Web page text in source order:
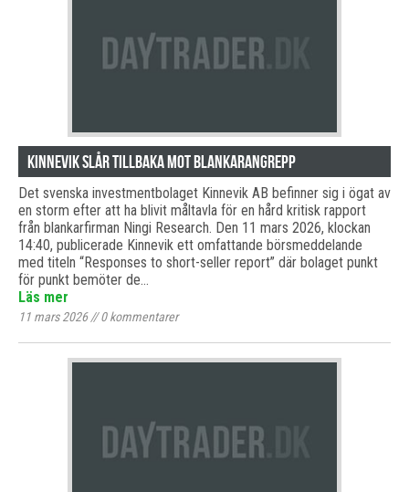
Kinnevik slår tillbaka mot blankarangrepp
Det svenska investmentbolaget Kinnevik AB befinner sig i ögat av
en storm efter att ha blivit måltavla för en hård kritisk rapport
från blankarfirman Ningi Research. Den 11 mars 2026, klockan
14:40, publicerade Kinnevik ett omfattande börsmeddelande
med titeln “Responses to short-seller report” där bolaget punkt
för punkt bemöter de…
Läs mer
11 mars 2026//0kommentarer